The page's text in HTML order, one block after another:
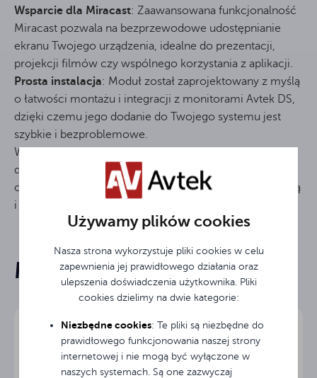
Używamy plików cookies
Nasza strona wykorzystuje pliki cookies w celu
zapewnienia jej prawidłowego działania oraz
ulepszenia doświadczenia użytkownika. Pliki
cookies dzielimy na dwie kategorie:
Niezbędne cookies: Te pliki są niezbędne do
prawidłowego funkcjonowania naszej strony
internetowej i nie mogą być wyłączone w
naszych systemach. Są one zazwyczaj
Wsparcie dla Miracast: Zaawansowana funkcjonalność
Miracast pozwala na bezprzewodowe udostępnianie
ekranu Twojego urządzenia, idealne do prezentacji,
projekcji filmów czy wspólnego korzystania z aplikacji.
Prosta instalacja: Moduł został zaprojektowany z myślą
o łatwości montażu i integracji z monitorami Avtek DS,
dzięki czemu jego dodanie do Twojego systemu jest
szybkie i bezproblemowe.
Wzbogać swoje doświadczenie z monitorami Avtek DS,
dodając do nich bezprzewodowe możliwości, które
oferuje moduł WiFi/BT. Ciesz się większą elastycznością
i łatwiejszą komunikacją.
Standard WiFi 802.11ac/b/g/n/a/ax
Częstotliwość
WiFi
2.4GHz/5GHz
2.4GHz/5GHz
Gwarancja 2 lata
Mogą Cię zainteresować